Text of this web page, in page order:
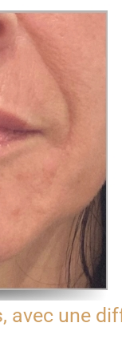
avec une